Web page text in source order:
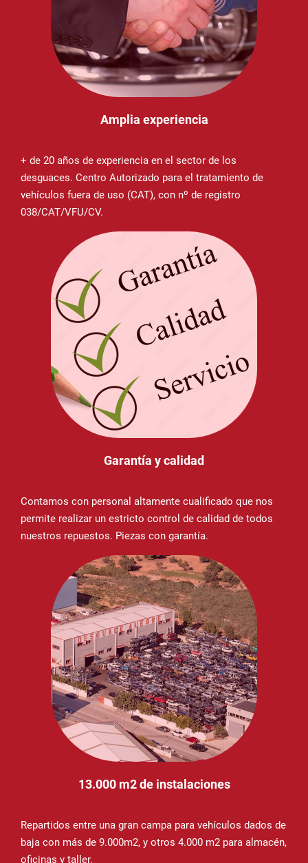
Amplia experiencia
+ de 20 años de experiencia en el sector de los
desguaces. Centro Autorizado para el tratamiento de
vehículos fuera de uso (CAT), con nº de registro
038/CAT/VFU/CV.
Garantía y calidad
Contamos con personal altamente cualificado que nos
permite realizar un estricto control de calidad de todos
nuestros repuestos. Piezas con garantía.
13.000 m2 de instalaciones
Repartidos entre una gran campa para vehículos dados de
baja con más de 9.000m2, y otros 4.000 m2 para almacén,
oficinas y taller.